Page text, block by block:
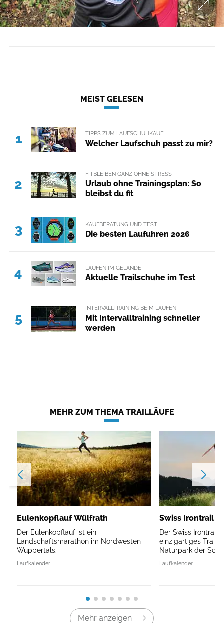
MEIST GELESEN
1 TIPPS ZUM LAUFSCHUHKAUF
Welcher Laufschuh passt zu mir?
2
FITBLEIBEN GANZ OHNE STRESS
Urlaub ohne Trainingsplan: So
bleibst du fit
3 KAUFBERATUNG UND TEST
Die besten Laufuhren 2026
4 LAUFEN IM GELÄNDE
Aktuelle Trailschuhe im Test
5
INTERVALLTRAINING BEIM LAUFEN
Mit Intervalltraining schneller
werden
MEHR ZUM THEMA TRAILLÄUFE
Eulenkopflauf Wülfrath
Der Eulenkopflauf ist ein
Landschaftsmarathon im Nordwesten
Wuppertals.
Laufkalender
Swiss Irontrail
Der Swiss Irontrail
einzigartiges
Naturpark der
Laufkalender
Mehr anzeigen